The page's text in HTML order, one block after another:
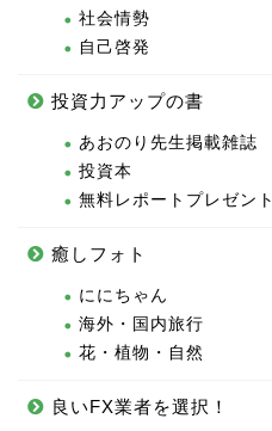
社会情勢
自己啓発
投資力アップの書
あおのり先生掲載雑誌
投資本
無料レポートプレゼント
癒しフォト
ににちゃん
海外・国内旅行
花・植物・自然
良いFX業者を選択！